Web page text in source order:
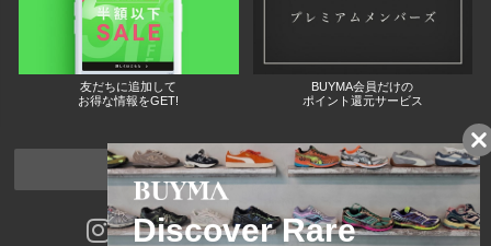
友だちに追加して
お得な情報をGET!
BUYMA会員だけの
ポイント還元サービス
ページトップへ